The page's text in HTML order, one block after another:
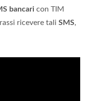
bancari con TIM
ricevere tali SMS,